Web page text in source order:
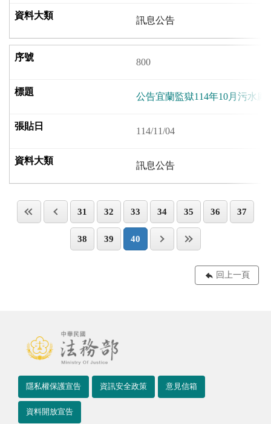
訊息公告
800
公告宜蘭監獄114年10月污水
114/11/04
訊息公告
31 32 33 34 35 36 37
38 39 40
回上一頁
隱私權保護宣告 資訊安全政策 意見信箱
資料開放宣告